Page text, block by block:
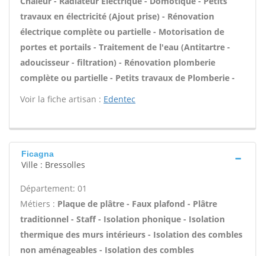
travaux en électricité (Ajout prise) - Rénovation
électrique complète ou partielle - Motorisation de
portes et portails - Traitement de l'eau (Antitartre -
adoucisseur - filtration) - Rénovation plomberie
complète ou partielle - Petits travaux de Plomberie -
Voir la fiche artisan : Edentec
Ficagna
Ville : Bressolles
Département: 01
Métiers : Plaque de plâtre - Faux plafond - Plâtre
traditionnel - Staff - Isolation phonique - Isolation
thermique des murs intérieurs - Isolation des combles
non aménageables - Isolation des combles